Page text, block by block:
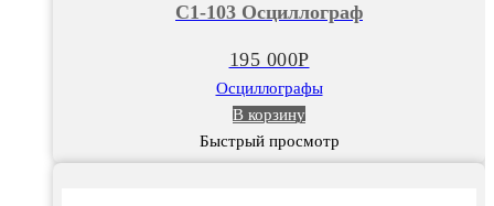
Осциллограф
C1-103 Осциллограф
195 000Р
Осциллографы
В корзину
Быстрый просмотр